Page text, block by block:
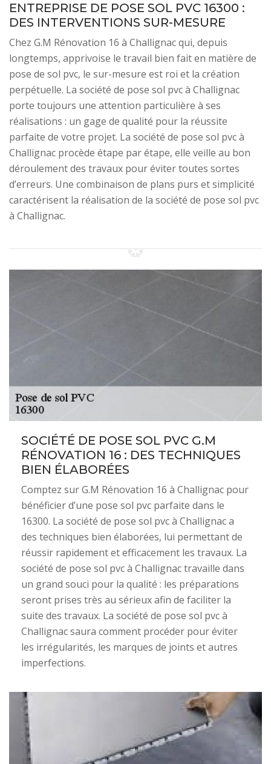
ENTREPRISE DE POSE SOL PVC 16300 :
DES INTERVENTIONS SUR-MESURE
Chez G.M Rénovation 16 à Challignac qui, depuis
longtemps, apprivoise le travail bien fait en matière de
pose de sol pvc, le sur-mesure est roi et la création
perpétuelle. La société de pose sol pvc à Challignac
porte toujours une attention particulière à ses
réalisations : un gage de qualité pour la réussite
parfaite de votre projet. La société de pose sol pvc à
Challignac procède étape par étape, elle veille au bon
déroulement des travaux pour éviter toutes sortes
d’erreurs. Une combinaison de plans purs et simplicité
caractérisent la réalisation de la société de pose sol pvc
à Challignac.
SOCIÉTÉ DE POSE SOL PVC G.M
RÉNOVATION 16 : DES TECHNIQUES
BIEN ÉLABORÉES
Comptez sur G.M Rénovation 16 à Challignac pour
bénéficier d’une pose sol pvc parfaite dans le
16300. La société de pose sol pvc à Challignac a
des techniques bien élaborées, lui permettant de
réussir rapidement et efficacement les travaux. La
société de pose sol pvc à Challignac travaille dans
un grand souci pour la qualité : les préparations
seront prises très au sérieux afin de faciliter la
suite des travaux. La société de pose sol pvc à
Challignac saura comment procéder pour éviter
les irrégularités, les marques de joints et autres
imperfections.